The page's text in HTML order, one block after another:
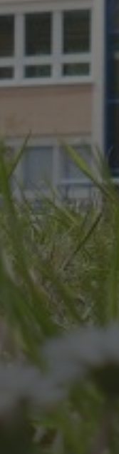
JULI 8, 2026
UNSER
2026